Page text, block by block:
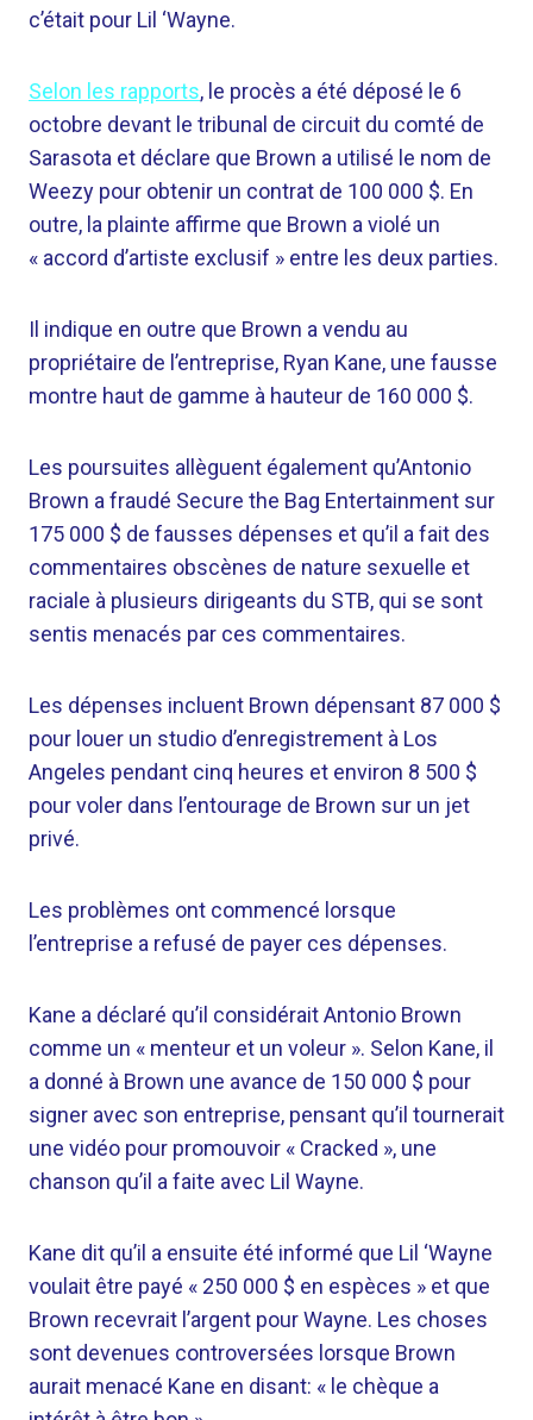
c’était pour Lil ‘Wayne.
Selon les rapports, le procès a été déposé le 6
octobre devant le tribunal de circuit du comté de
Sarasota et déclare que Brown a utilisé le nom de
Weezy pour obtenir un contrat de 100 000 $. En
outre, la plainte affirme que Brown a violé un
« accord d’artiste exclusif » entre les deux parties.
Il indique en outre que Brown a vendu au
propriétaire de l’entreprise, Ryan Kane, une fausse
montre haut de gamme à hauteur de 160 000 $.
Les poursuites allèguent également qu’Antonio
Brown a fraudé Secure the Bag Entertainment sur
175 000 $ de fausses dépenses et qu’il a fait des
commentaires obscènes de nature sexuelle et
raciale à plusieurs dirigeants du STB, qui se sont
sentis menacés par ces commentaires.
Les dépenses incluent Brown dépensant 87 000 $
pour louer un studio d’enregistrement à Los
Angeles pendant cinq heures et environ 8 500 $
pour voler dans l’entourage de Brown sur un jet
privé.
Les problèmes ont commencé lorsque
l’entreprise a refusé de payer ces dépenses.
Kane a déclaré qu’il considérait Antonio Brown
comme un « menteur et un voleur ». Selon Kane, il
a donné à Brown une avance de 150 000 $ pour
signer avec son entreprise, pensant qu’il tournerait
une vidéo pour promouvoir « Cracked », une
chanson qu’il a faite avec Lil Wayne.
Kane dit qu’il a ensuite été informé que Lil ‘Wayne
voulait être payé « 250 000 $ en espèces » et que
Brown recevrait l’argent pour Wayne. Les choses
sont devenues controversées lorsque Brown
aurait menacé Kane en disant: « le chèque a